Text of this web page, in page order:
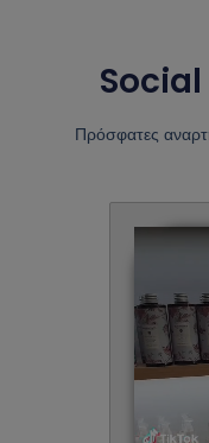
Πρόσφατες